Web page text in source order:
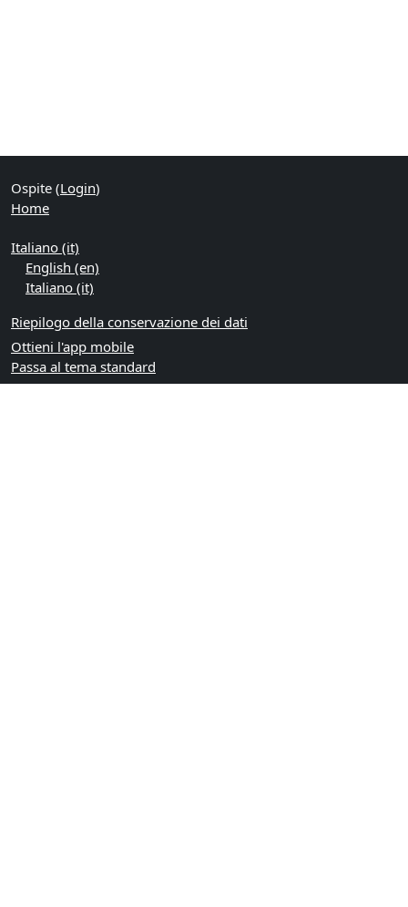
Ospite (Login)
Home
Italiano ‎(it)‎
English ‎(en)‎
Italiano ‎(it)‎
Riepilogo della conservazione dei dati
Ottieni l'app mobile
Passa al tema standard